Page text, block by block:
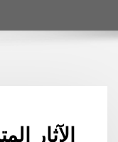
الآثار